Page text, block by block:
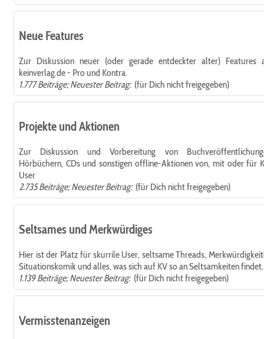
Neue Features
Zur Diskussion neuer (oder gerade entdeckter alter) Features
keinverlag.de - Pro und Kontra.
1.777 Beiträge; Neuester Beitrag:(für Dich nicht freigegeben)
Projekte und Aktionen
Zur Diskussion und Vorbereitung von
Hörbüchern, CDs und sonstigen offline-Aktionen von, mit oder für
User
2.735 Beiträge; Neuester Beitrag:(für Dich nicht freigegeben)
Seltsames und Merkwürdiges
Hier ist der Platz für skurrile User, seltsame Threads,
Situationskomik und alles, was sich auf KV so an Seltsamkeiten findet.
1.139 Beiträge; Neuester Beitrag:(für Dich nicht freigegeben)
Vermisstenanzeigen